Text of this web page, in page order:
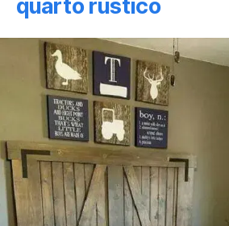
quarto rústico